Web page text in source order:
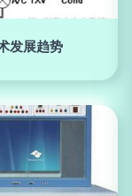
发展趋势